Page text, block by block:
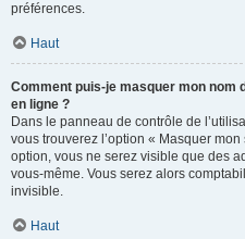
préférences.
Haut
Comment puis-je masquer mon nom
en ligne ?
Dans le panneau de contrôle de
vous trouverez l’option « Masquer
option, vous ne serez visible que des
vous-même. Vous serez alors
invisible.
Haut